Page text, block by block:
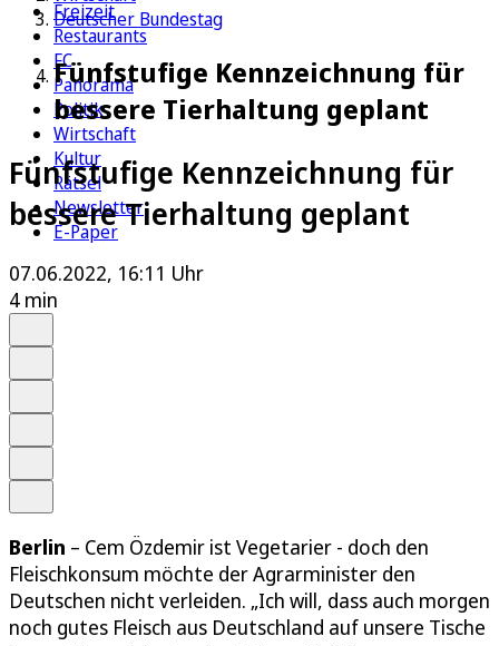
Freizeit
Restaurants
FC
Panorama
Politik
Wirtschaft
Kultur
Rätsel
Newsletter
E-Paper
Deutscher Bundestag
Fünfstufige Kennzeichnung für
bessere Tierhaltung geplant
Fünfstufige Kennzeichnung für
bessere Tierhaltung geplant
07.06.2022, 16:11 Uhr
4 min
Berlin – Cem Özdemir ist Vegetarier - doch den
Fleischkonsum möchte der Agrarminister den
Deutschen nicht verleiden. „Ich will, dass auch morgen
noch gutes Fleisch aus Deutschland auf unsere Tische